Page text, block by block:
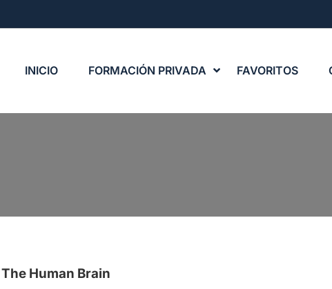
INICIO FORMACIÓN PRIVADA FAVORITOS
Human Brain